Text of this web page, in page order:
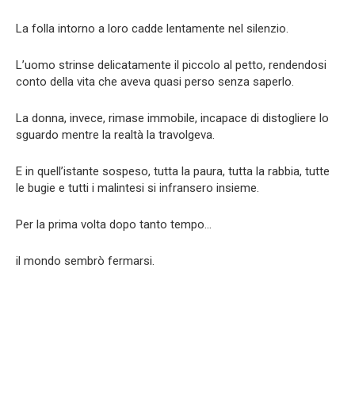
La folla intorno a loro cadde lentamente nel silenzio.
L’uomo strinse delicatamente il piccolo al petto, rendendosi
conto della vita che aveva quasi perso senza saperlo.
La donna, invece, rimase immobile, incapace di distogliere lo
sguardo mentre la realtà la travolgeva.
E in quell’istante sospeso, tutta la paura, tutta la rabbia, tutte
le bugie e tutti i malintesi si infransero insieme.
Per la prima volta dopo tanto tempo…
il mondo sembrò fermarsi.